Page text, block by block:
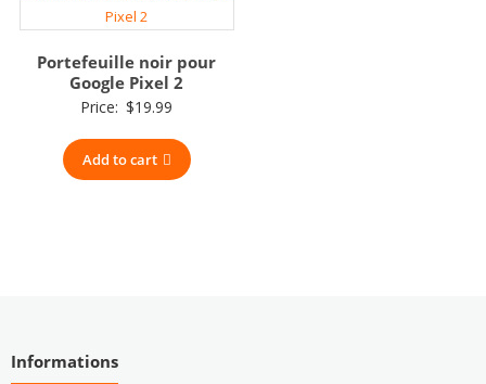
Portefeuille noir pour
Google Pixel 2
Price: $19.99
Add to cart
Informations